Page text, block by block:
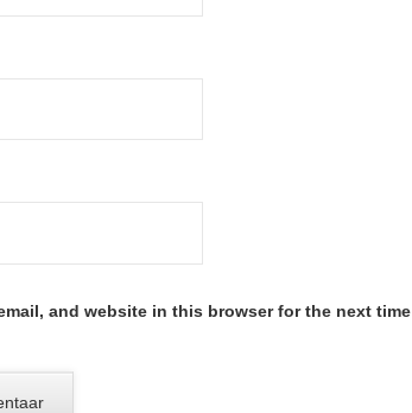
and website in this browser for the next